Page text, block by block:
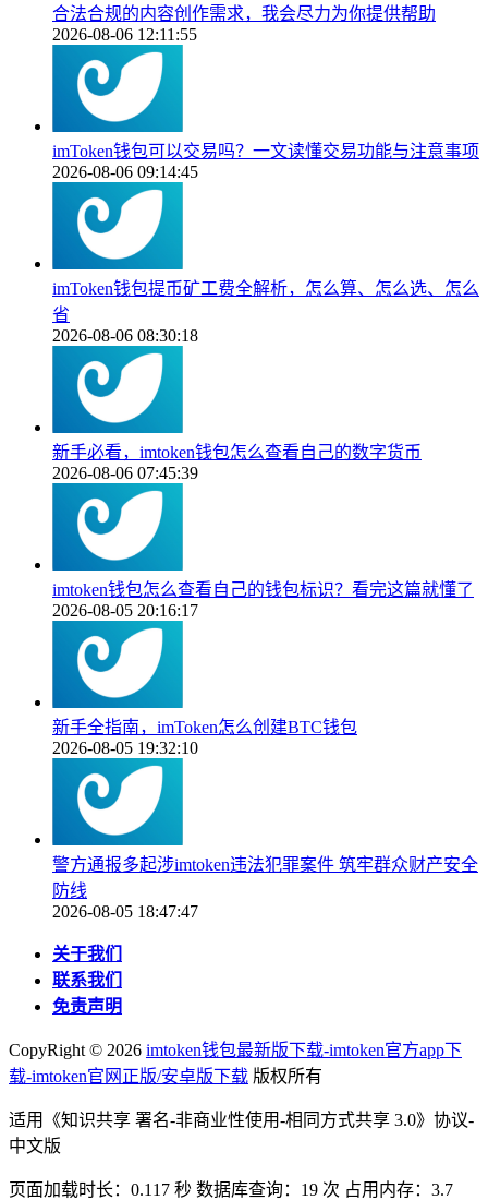
合法合规的内容创作需求，我会尽力为你提供帮助
2026-08-06 12:11:55
imToken钱包可以交易吗？一文读懂交易功能与注意事项
2026-08-06 09:14:45
imToken钱包提币矿工费全解析，怎么算、怎么选、怎么
省
2026-08-06 08:30:18
新手必看，imtoken钱包怎么查看自己的数字货币
2026-08-06 07:45:39
imtoken钱包怎么查看自己的钱包标识？看完这篇就懂了
2026-08-05 20:16:17
新手全指南，imToken怎么创建BTC钱包
2026-08-05 19:32:10
警方通报多起涉imtoken违法犯罪案件 筑牢群众财产安全
防线
2026-08-05 18:47:47
关于我们
联系我们
免责声明
CopyRight © 2026 imtoken钱包最新版下载-imtoken官方app下
载-imtoken官网正版/安卓版下载 版权所有
适用《知识共享 署名-非商业性使用-相同方式共享 3.0》协议-
中文版
页面加载时长：0.117 秒 数据库查询：19 次 占用内存：3.7